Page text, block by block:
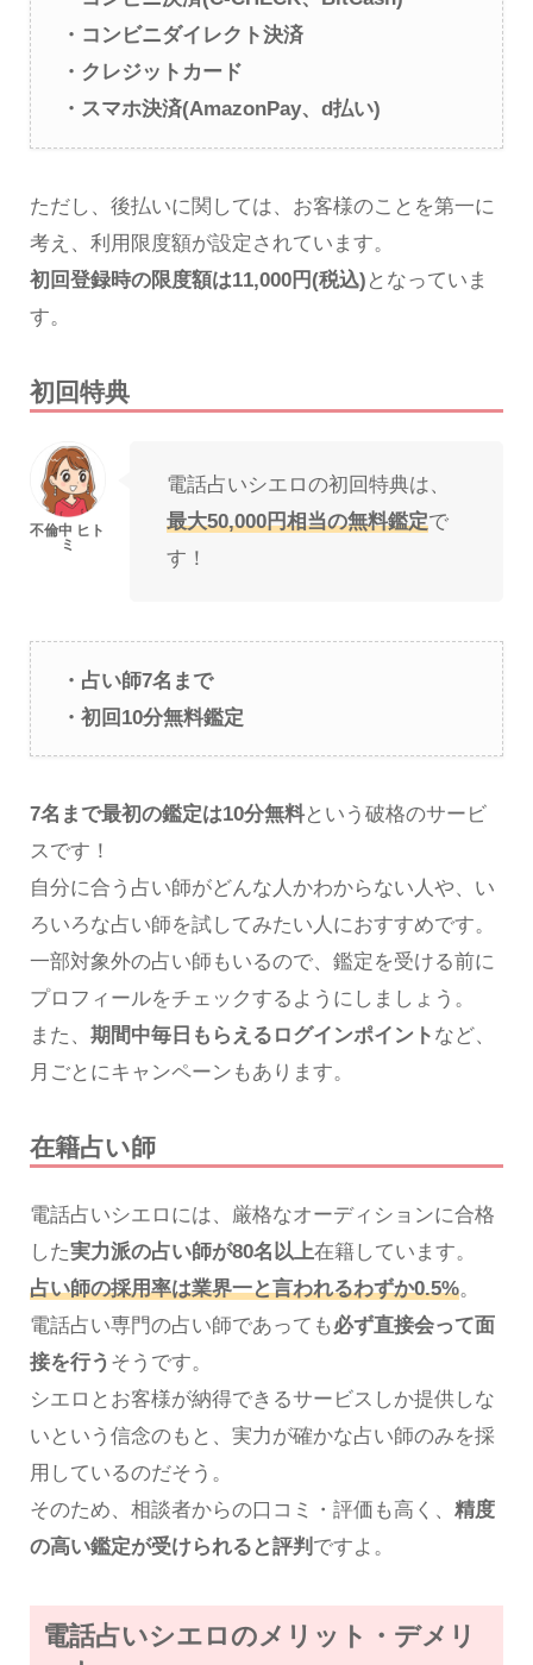
・コンビニダイレクト決済
・クレジットカード
・スマホ決済(AmazonPay、d払い)
ただし、後払いに関しては、お客様のことを第一に
考え、利用限度額が設定されています。
初回登録時の限度額は11,000円(税込) となっていま
す。
初回特典
電話占いシエロの初回特典は、
最大50,000円相当の無料鑑定で
す！
・占い師7名まで
・初回10分無料鑑定
7名まで最初の鑑定は10分無料という破格のサービ
スです！
自分に合う占い師がどんな人かわからない人や、い
ろいろな占い師を試してみたい人におすすめです。
一部対象外の占い師もいるので、鑑定を受ける前に
プロフィールをチェックするようにしましょう。
また、 期間中毎日もらえるログインポイント など、
月ごとにキャンペーンもあります。
在籍占い師
電話占いシエロには、厳格なオーディションに合格
した実力派の占い師が80名以上在籍しています。
占い師の採用率は業界一と言われるわずか0.5%。
電話占い専門の占い師であっても必ず直接会って面
接を行う そうです。
シエロとお客様が納得できるサービスしか提供しな
いという信念のもと、実力が確かな占い師のみを採
用しているのだそう。
そのため、相談者からの口コミ・評価も高く、 精度
の高い鑑定が受けられると評判 ですよ。
電話占いシエロのメリット・デメリ